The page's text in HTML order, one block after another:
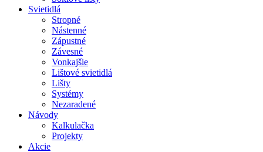
Svietidlá
Stropné
Nástenné
Zápustné
Závesné
Vonkajšie
Lištové svietidlá
Lišty
Systémy
Nezaradené
Návody
Kalkulačka
Projekty
Akcie